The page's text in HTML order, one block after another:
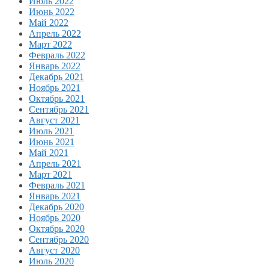
Июнь 2022
Май 2022
Апрель 2022
Март 2022
Февраль 2022
Январь 2022
Декабрь 2021
Ноябрь 2021
Октябрь 2021
Сентябрь 2021
Август 2021
Июль 2021
Июнь 2021
Май 2021
Апрель 2021
Март 2021
Февраль 2021
Январь 2021
Декабрь 2020
Ноябрь 2020
Октябрь 2020
Сентябрь 2020
Август 2020
Июль 2020